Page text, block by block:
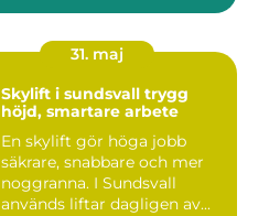
31. maj
Skylift i sundsvall trygg
höjd, smartare arbete
En skylift gör höga jobb
säkrare, snabbare och mer
noggranna. I Sundsvall
används liftar dagligen av...